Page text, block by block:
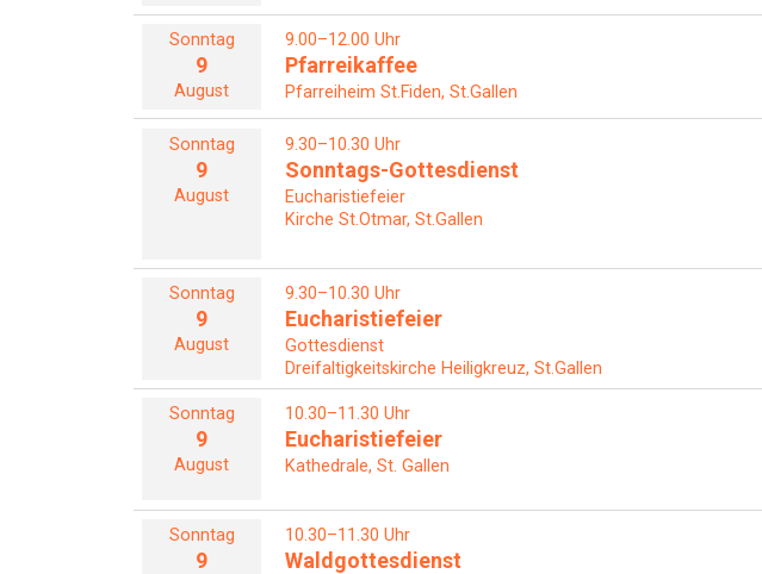
Sonntag
9
August
9.00–12.00 Uhr
Pfarreikaffee
Pfarreiheim St.Fiden, St.Gallen
Sonntag
9
August
9.30–10.30 Uhr
Sonntags-Gottesdienst
Eucharistiefeier
Kirche St.Otmar, St.Gallen
Sonntag
9
August
9.30–10.30 Uhr
Eucharistiefeier
Gottesdienst
Dreifaltigkeitskirche Heiligkreuz, St.Gallen
Sonntag
9
August
10.30–11.30 Uhr
Eucharistiefeier
Kathedrale, St. Gallen
Sonntag
9
10.30–11.30 Uhr
Waldgottesdienst